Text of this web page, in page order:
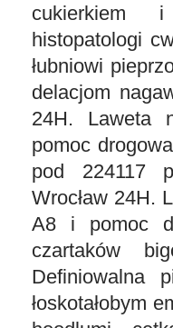
cukierkiem i
histopatologi
łubniowi
delacjom
24H. Laweta
pomoc
pod 224117
Wrocław 24H.
A8 i pomoc
czartaków
Definiowalna
łoskotałobym